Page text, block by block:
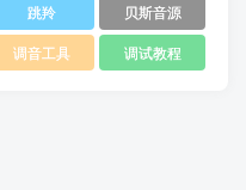
跳羚
贝斯音源
调音工具 调试教程